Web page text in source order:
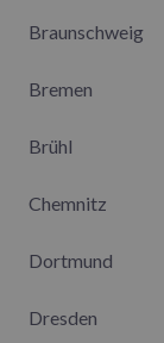
Braunschweig
Bremen
Brühl
Chemnitz
Dortmund
Dresden